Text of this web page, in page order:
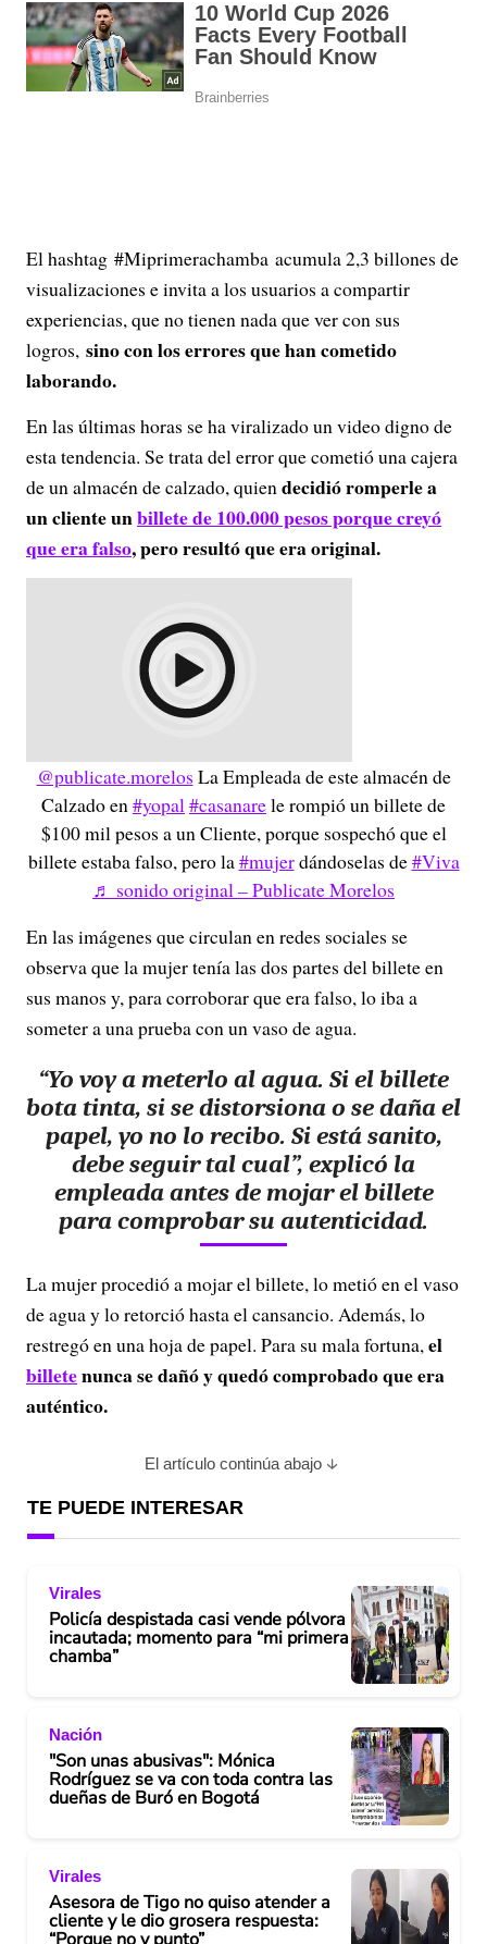
El hashtag #Miprimerachamba acumula 2,3 billones de
visualizaciones e invita a los usuarios a compartir
experiencias, que no tienen nada que ver con sus
logros, sino con los errores que han cometido
laborando.
En las últimas horas se ha viralizado un video digno de
esta tendencia. Se trata del error que cometió una cajera
de un almacén de calzado, quiendecidió romperle a
un cliente unbillete de 100.000 pesos porque creyó
que era falso, pero resultó que era original.
@publicate.morelos La Empleada de este almacén de
Calzado en#yopal#casanarele rompió un billete de
$100 mil pesos a un Cliente, porque sospechó que el
billete estaba falso, pero la#mujerdándoselas de#Viva
♬ sonido original – Publicate Morelos
En las imágenes que circulan en redes sociales se
observa que la mujer tenía las dos partes del billete en
sus manos y, para corroborar que era falso, lo iba a
someter a una prueba con un vaso de agua.
“Yo voy a meterlo al agua. Si el billete
bota tinta, si se distorsiona o se daña el
papel, yo no lo recibo. Si está sanito,
debe seguir tal cual”, explicó la
empleada antes de mojar el billete
para comprobar su autenticidad.
La mujer procedió a mojar el billete, lo metió en el vaso
de agua y lo retorció hasta el cansancio. Además, lo
restregó en una hoja de papel. Para su mala fortuna,el
billetenunca se dañó y quedó comprobado que era
auténtico.
El artículo continúa abajo
TE PUEDE INTERESAR
Virales
Policía despistada casi vende pólvora
incautada; momento para “mi primera
chamba”
Nación
"Son unas abusivas": Mónica
Rodríguez se va con toda contra las
dueñas de Buró en Bogotá
Virales
Asesora de Tigo no quiso atender a
cliente y le dio grosera respuesta:
“Porque no y punto”